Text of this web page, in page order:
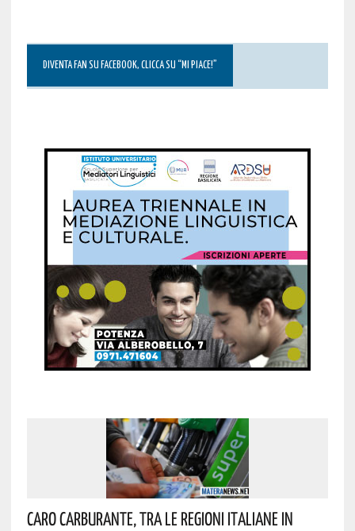
DIVENTA FAN SU FACEBOOK, CLICCA SU “MI PIACE!”
Caro Carburante, Tra Le Regioni Italiane In